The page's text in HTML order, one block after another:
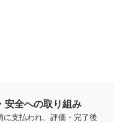
安全への取り組み
に支払われ、評価・完了後